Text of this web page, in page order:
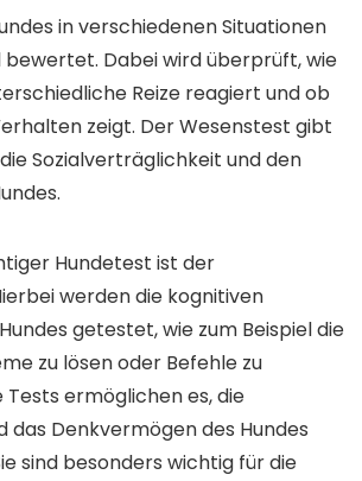
in verschiedenen Situationen
Dabei wird überprüft, wie
Reize reagiert und ob
zeigt. Der Wesenstest gibt
Sozialverträglichkeit und den
Hundetest ist der
werden die kognitiven
getestet, wie zum Beispiel die
zu lösen oder Befehle zu
Tests ermöglichen es, die
das Denkvermögen des Hundes
sind besonders wichtig für die